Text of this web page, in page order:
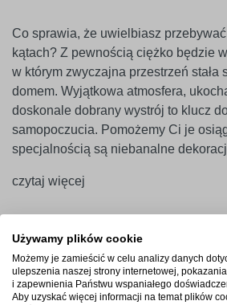
Co sprawia, że uwielbiasz
kątach? Z pewnością ciężko będzie
w którym zwyczajna przestrzeń stała
domem. Wyjątkowa atmosfera,
doskonale dobrany wystrój to klucz
samopoczucia. Pomożemy Ci je
specjalnością są niebanalne
czytaj więcej
Szybka
Używamy plików cookie
Możemy je zamieścić w celu analizy danych
ulepszenia naszej strony internetowej,
i zapewnienia Państwu wspaniałego
Aby uzyskać więcej informacji na temat plików